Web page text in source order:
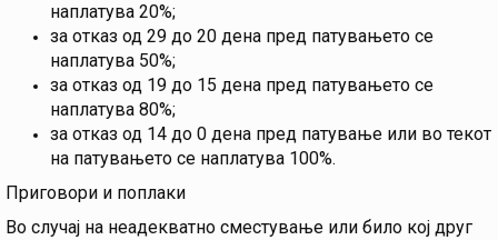
наплатува 20%;
за отказ од 29 до 20 дена пред патувањето се
наплатува 50%;
за отказ од 19 до 15 дена пред патувањето се
наплатува 80%;
за отказ од 14 до 0 дена пред патување или во текот
на патувањето се наплатува 100%.
Приговори и поплаки
Во случај на неадекватно сместување или било кој друг